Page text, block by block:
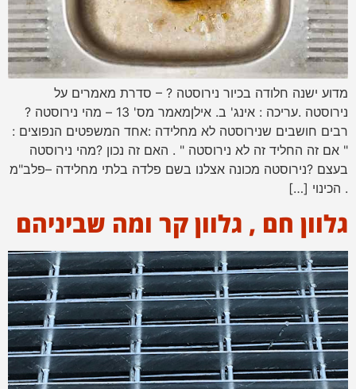
מדוע ישנה חלודה בכיור נירוסטה ? – סדרת מאמרים על
נירוסטה .עריכה : אינג' ב. אילןמאמר מס' 13 – מהי נירוסטה ?
רבים חושבים שנירוסטה לא מחלידה :אחד המשפטים הנפוצים :
" אם זה החליד זה לא נירוסטה " . האם זה נכון ?מהי נירוסטה
בעצם ?נירוסטה מכונה אצלנו בשם פלדה בלתי מחלידה –פלב"מ
. הכינוי […]
גלוון חם , גלוון קר ומה שביניהם